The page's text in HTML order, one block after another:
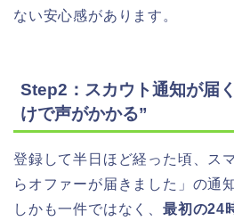
ない安心感があります。
Step2：スカウト通知が届
けで声がかかる”
登録して半日ほど経った頃、ス
らオファーが届きました」の通知
しかも一件ではなく、 最初の24